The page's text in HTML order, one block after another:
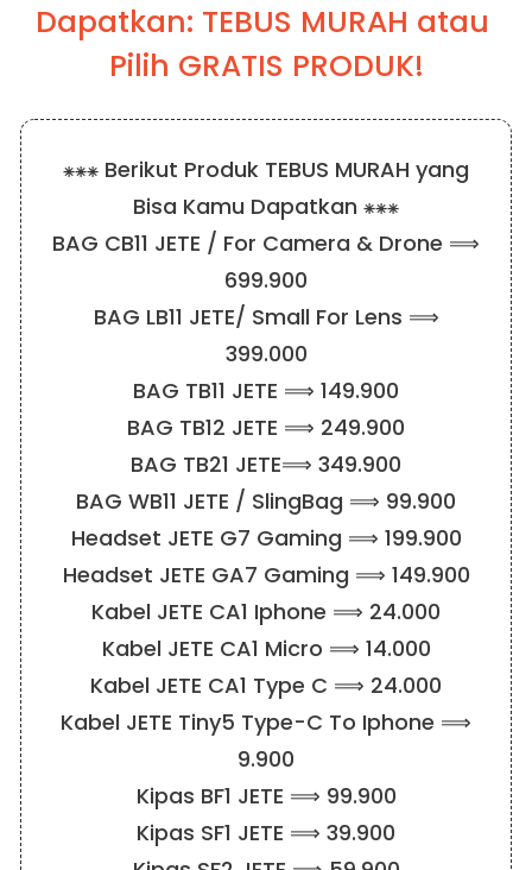
Dapatkan: TEBUS MURAH atau
Pilih GRATIS PRODUK!
⁕⁕⁕ Berikut Produk TEBUS MURAH yang
Bisa Kamu Dapatkan ⁕⁕⁕
BAG CB11 JETE / For Camera & Drone ⟹
699.900
BAG LB11 JETE/ Small For Lens ⟹
399.000
BAG TB11 JETE ⟹ 149.900
BAG TB12 JETE ⟹ 249.900
BAG TB21 JETE⟹ 349.900
BAG WB11 JETE / SlingBag ⟹ 99.900
Headset JETE G7 Gaming ⟹ 199.900
Headset JETE GA7 Gaming ⟹ 149.900
Kabel JETE CA1 Iphone ⟹ 24.000
Kabel JETE CA1 Micro ⟹ 14.000
Kabel JETE CA1 Type C ⟹ 24.000
Kabel JETE Tiny5 Type-C To Iphone ⟹
9.900
Kipas BF1 JETE ⟹ 99.900
Kipas SF1 JETE ⟹ 39.900